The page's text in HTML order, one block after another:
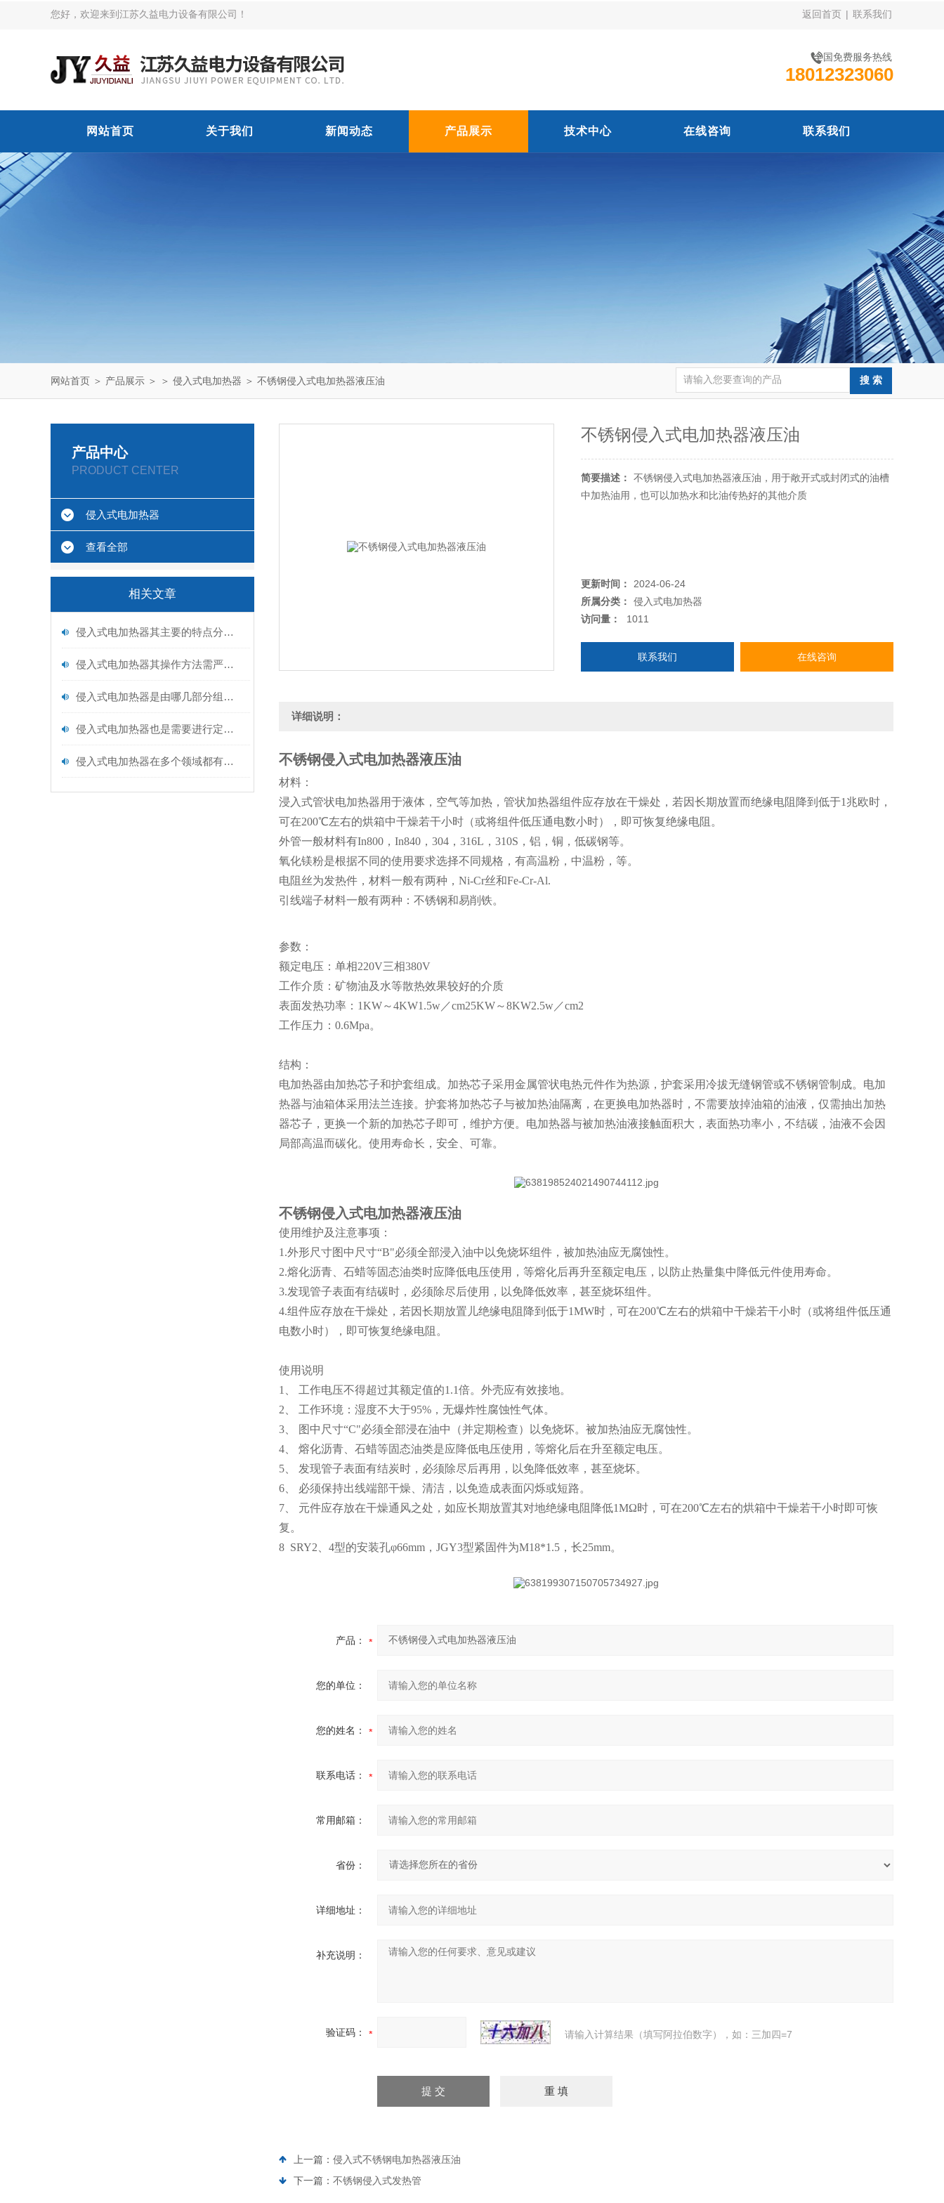
您好，欢迎来到江苏久益电力设备有限公司！ 返回首页 | 联系我们
全国免费服务热线
18012323060
网站首页 关于我们 新闻动态 产品展示 技术中心 在线咨询 联系我们
网站首页 ＞ 产品展示 ＞ ＞ 侵入式电加热器 ＞ 不锈钢侵入式电加热器液压油
产品中心
PRODUCT CENTER
侵入式电加热器
查看全部
相关文章
侵入式电加热器其主要的特点分别是什么？
侵入式电加热器其操作方法需严格遵循以下核心步骤
侵入式电加热器是由哪几部分组成的呢？
侵入式电加热器也是需要进行定期保养的
侵入式电加热器在多个领域都有着广泛的应用
不锈钢侵入式电加热器液压油
简要描述：
不锈钢侵入式电加热器液压油，用于敞开式或封闭式的油槽
中加热油用，也可以加热水和比油传热好的其他介质
更新时间：
2024-06-24
所属分类：
侵入式电加热器
访问量：
1011
联系我们 在线咨询
详细说明：
不锈钢侵入式电加热器液压油
材料：
浸入式管状电加热器用于液体，空气等加热，管状加热器组件应存放在干燥处，若因长期放置而绝缘电阻降到低于1兆欧时，
可在200℃左右的烘箱中干燥若干小时（或将组件低压通电数小时），即可恢复绝缘电阻。
外管一般材料有In800，In840，304，316L，310S，铝，铜，低碳钢等。
氧化镁粉是根据不同的使用要求选择不同规格，有高温粉，中温粉，等。
电阻丝为发热件，材料一般有两种，Ni-Cr丝和Fe-Cr-Al.
引线端子材料一般有两种：不锈钢和易削铁。
参数：
额定电压：单相220V三相380V
工作介质：矿物油及水等散热效果较好的介质
表面发热功率：1KW～4KW1.5w／cm25KW～8KW2.5w／cm2
工作压力：0.6Mpa。
结构：
电加热器由加热芯子和护套组成。加热芯子采用金属管状电热元件作为热源，护套采用冷拔无缝钢管或不锈钢管制成。电加
热器与油箱体采用法兰连接。护套将加热芯子与被加热油隔离，在更换电加热器时，不需要放掉油箱的油液，仅需抽出加热
器芯子，更换一个新的加热芯子即可，维护方便。电加热器与被加热油液接触面积大，表面热功率小，不结碳，油液不会因
局部高温而碳化。使用寿命长，安全、可靠。
不锈钢侵入式电加热器液压油
使用维护及注意事项：
1.外形尺寸图中尺寸“B"必须全部浸入油中以免烧坏组件，被加热油应无腐蚀性。
2.熔化沥青、石蜡等固态油类时应降低电压使用，等熔化后再升至额定电压，以防止热量集中降低元件使用寿命。
3.发现管子表面有结碳时，必须除尽后使用，以免降低效率，甚至烧坏组件。
4.组件应存放在干燥处，若因长期放置儿绝缘电阻降到低于1MW时，可在200℃左右的烘箱中干燥若干小时（或将组件低压通
电数小时），即可恢复绝缘电阻。
使用说明
1、 工作电压不得超过其额定值的1.1倍。外壳应有效接地。
2、 工作环境：湿度不大于95%，无爆炸性腐蚀性气体。
3、 图中尺寸“C"必须全部浸在油中（并定期检查）以免烧坏。被加热油应无腐蚀性。
4、 熔化沥青、石蜡等固态油类是应降低电压使用，等熔化后在升至额定电压。
5、 发现管子表面有结炭时，必须除尽后再用，以免降低效率，甚至烧坏。
6、 必须保持出线端部干燥、清洁，以免造成表面闪烁或短路。
7、 元件应存放在干燥通风之处，如应长期放置其对地绝缘电阻降低1MΩ时，可在200℃左右的烘箱中干燥若干小时即可恢
复。
8 SRY2、4型的安装孔φ66mm，JGY3型紧固件为M18*1.5，长25mm。
产品：
您的单位：
您的姓名：
联系电话：
常用邮箱：
省份：
详细地址：
补充说明：
验证码： 请输入计算结果（填写阿拉伯数字），如：三加四=7
上一篇： 侵入式不锈钢电加热器液压油
下一篇： 不锈钢侵入式发热管